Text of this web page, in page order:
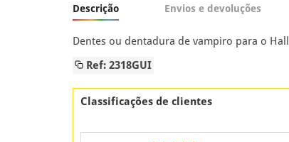
Descrição Envios e devoluções
Dentes ou dentadura de vampiro para o
Ref: 2318GUI
Classificações de clientes